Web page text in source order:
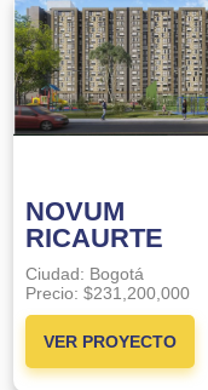
NOVUM
RICAURTE
Ciudad: Bogotá
Precio:$231,200,000
VER PROYECTO